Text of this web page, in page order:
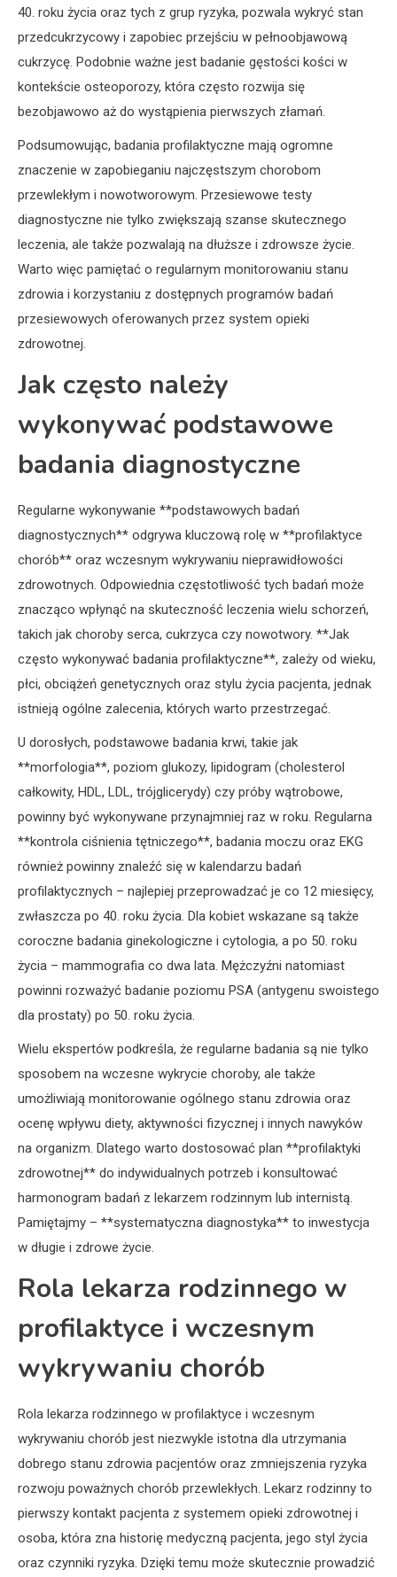
40. roku życia oraz tych z grup ryzyka, pozwala wykryć stan
przedcukrzycowy i zapobiec przejściu w pełnoobjawową
cukrzycę. Podobnie ważne jest badanie gęstości kości w
kontekście osteoporozy, która często rozwija się
bezobjawowo aż do wystąpienia pierwszych złamań.
Podsumowując, badania profilaktyczne mają ogromne
znaczenie w zapobieganiu najczęstszym chorobom
przewlekłym i nowotworowym. Przesiewowe testy
diagnostyczne nie tylko zwiększają szanse skutecznego
leczenia, ale także pozwalają na dłuższe i zdrowsze życie.
Warto więc pamiętać o regularnym monitorowaniu stanu
zdrowia i korzystaniu z dostępnych programów badań
przesiewowych oferowanych przez system opieki
zdrowotnej.
Jak często należy
wykonywać podstawowe
badania diagnostyczne
Regularne wykonywanie **podstawowych badań
diagnostycznych** odgrywa kluczową rolę w **profilaktyce
chorób** oraz wczesnym wykrywaniu nieprawidłowości
zdrowotnych. Odpowiednia częstotliwość tych badań może
znacząco wpłynąć na skuteczność leczenia wielu schorzeń,
takich jak choroby serca, cukrzyca czy nowotwory. **Jak
często wykonywać badania profilaktyczne**, zależy od wieku,
płci, obciążeń genetycznych oraz stylu życia pacjenta, jednak
istnieją ogólne zalecenia, których warto przestrzegać.
U dorosłych, podstawowe badania krwi, takie jak
**morfologia**, poziom glukozy, lipidogram (cholesterol
całkowity, HDL, LDL, trójglicerydy) czy próby wątrobowe,
powinny być wykonywane przynajmniej raz w roku. Regularna
**kontrola ciśnienia tętniczego**, badania moczu oraz EKG
również powinny znaleźć się w kalendarzu badań
profilaktycznych – najlepiej przeprowadzać je co 12 miesięcy,
zwłaszcza po 40. roku życia. Dla kobiet wskazane są także
coroczne badania ginekologiczne i cytologia, a po 50. roku
życia – mammografia co dwa lata. Mężczyźni natomiast
powinni rozważyć badanie poziomu PSA (antygenu swoistego
dla prostaty) po 50. roku życia.
Wielu ekspertów podkreśla, że regularne badania są nie tylko
sposobem na wczesne wykrycie choroby, ale także
umożliwiają monitorowanie ogólnego stanu zdrowia oraz
ocenę wpływu diety, aktywności fizycznej i innych nawyków
na organizm. Dlatego warto dostosować plan **profilaktyki
zdrowotnej** do indywidualnych potrzeb i konsultować
harmonogram badań z lekarzem rodzinnym lub internistą.
Pamiętajmy – **systematyczna diagnostyka** to inwestycja
w długie i zdrowe życie.
Rola lekarza rodzinnego w
profilaktyce i wczesnym
wykrywaniu chorób
Rola lekarza rodzinnego w profilaktyce i wczesnym
wykrywaniu chorób jest niezwykle istotna dla utrzymania
dobrego stanu zdrowia pacjentów oraz zmniejszenia ryzyka
rozwoju poważnych chorób przewlekłych. Lekarz rodzinny to
pierwszy kontakt pacjenta z systemem opieki zdrowotnej i
osoba, która zna historię medyczną pacjenta, jego styl życia
oraz czynniki ryzyka. Dzięki temu może skutecznie prowadzić